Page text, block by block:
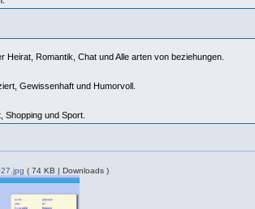
Heirat, Romantik, Chat und Alle arten von beziehungen.
Gewissenhaft und Humorvoll.
Shopping und Sport.
( 74 KB | Downloads )